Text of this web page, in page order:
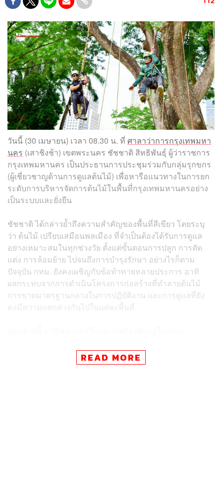
วันนี้ (30 เมษายน) เวลา 08.30 น. ที่ ศาลาว่าการกรุงเทพมหา
นคร (เสาชิงช้า) เขตพระนคร ชัชชาติ สิทธิพันธุ์ ผู้ว่าราชการ
กรุงเทพมหานคร เป็นประธานการประชุมร่วมกับกลุ่มรุกขกร
(ผู้เชี่ยวชาญด้านการดูแลต้นไม้) เพื่อหารือแนวทางในการยก
ระดับการบริหารจัดการต้นไม้ในพื้นที่กรุงเทพมหานครอย่าง
เป็นระบบและยั่งยืน
ชัชชาติ ได้กล่าวย้ำถึงความสำคัญของพื้นที่สีเขียว โดยระบุ
ว่า ต้นไม้ เปรียบเสมือนพลเมือง ที่จำเป็นต้องได้รับการดูแล
อย่างเหมาะสมในทุกช่วงวัย ตั้งแต่ขั้นตอนการปลูก การตัด
แต่ง การล้อมย้าย ไปจนถึงการบำรุงรักษา อย่างไรก็ตาม
ปัจจุบัน กทม. ยังคงเผชิญกับข้อท้าทายหลายประการ อาทิ
ผลกระทบจากการดำเนินโครงการก่อสร้างที่ทำลายต้นไม้
การขาดมาตรฐานกลางในการปฏิบัติงาน และการดูแลที่ยัง
คงมีความแตกต่างกันไปในแต่ละพื้นที่
จึงจำเป็นต้องได้รับการส่งเสริมและฝึกอบรมอย่างต่อเนื่อง ซึ่ง
หากได้รับการสนับสนุนอย่างเต็มที่ ทักษะทางวิชาชีพนี้จะ
READ MORE